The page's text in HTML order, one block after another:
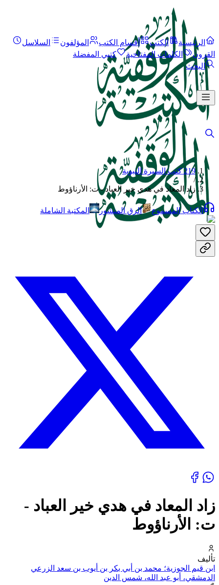
الرئيسية الكتب أقسام الكتب المؤلفون
السلاسل
القرون
الكلمات المفتاحية
كتبي المفضلة
البحث
219 كتب السيرة النبوية
/
زاد المعاد في هدي خير العباد - ت: الأرناؤوط
الكتاب المسموع الرق المنشور المكتبة الشاملة
زاد المعاد في هدي خير العباد -
ت: الأرناؤوط
تأليف
ابن قيم الجوزية؛ محمد بن أبي بكر بن أيوب بن سعد الزرعي
الدمشقي، أبو عبد الله، شمس الدين